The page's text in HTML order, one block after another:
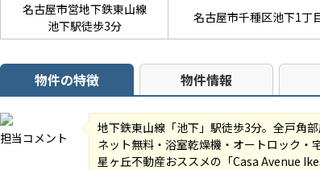
名古屋市営地下鉄東山線
池下駅徒歩3分
名古屋市千種区池下1丁
物件の特徴 物件情報
担当コメント
地下鉄東山線「池下」駅徒歩3分。全戸角
ネット無料・浴室乾燥機・オートロック・
星ヶ丘不動産おススメの「Casa Avenue